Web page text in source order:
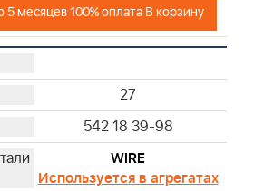
5 месяцев 100% оплата В корзину
27
542 18 39-98
WIRE
Используется в агрегатах